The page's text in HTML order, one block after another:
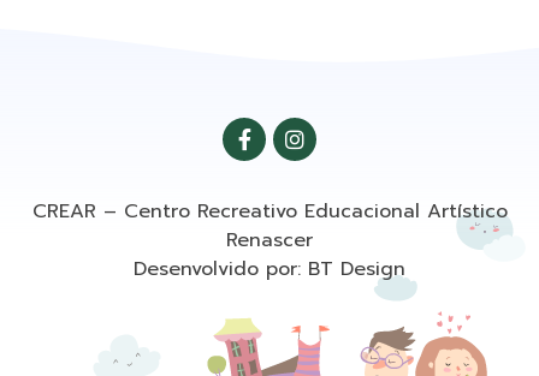
CREAR – Centro Recreativo Educacional Artístico
Renascer
Desenvolvido por: BT Design